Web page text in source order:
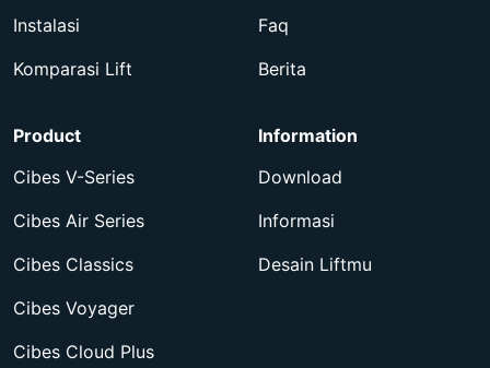
Instalasi
Komparasi Lift
Faq
Berita
Product
Cibes V-Series
Cibes Air Series
Cibes Classics
Cibes Voyager
Cibes Cloud Plus
Information
Download
Informasi
Desain Liftmu